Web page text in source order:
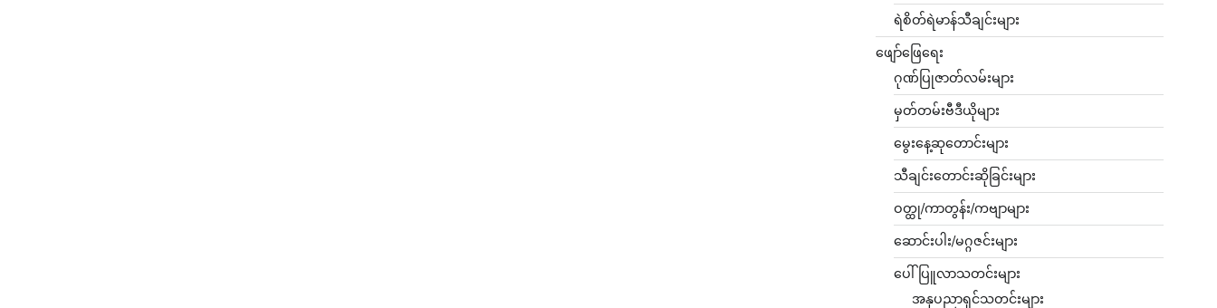
ရဲစိတ်ရဲမာန်သီချင်းများ
ဖျော်ဖြေရေး
ဂုဏ်ပြုဇာတ်လမ်းများ
မှတ်တမ်းဗီဒီယိုများ
မွေးနေ့ဆုတောင်းများ
သီချင်းတောင်းဆိုခြင်းများ
ဝတ္ထု/ကာတွန်း/ကဗျာများ
ဆောင်းပါး/မဂ္ဂဇင်းများ
ပေါ်ပြူလာသတင်းများ
အနုပညာရှင်သတင်းများ